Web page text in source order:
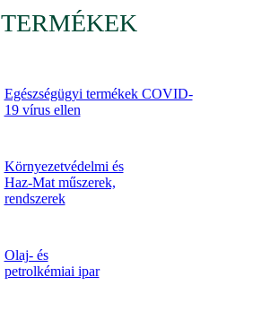
TERMÉKEK
Egészségügyi termékek COVID-
19 vírus ellen
Környezetvédelmi és
Haz-Mat műszerek,
rendszerek
Olaj- és
petrolkémiai ipar